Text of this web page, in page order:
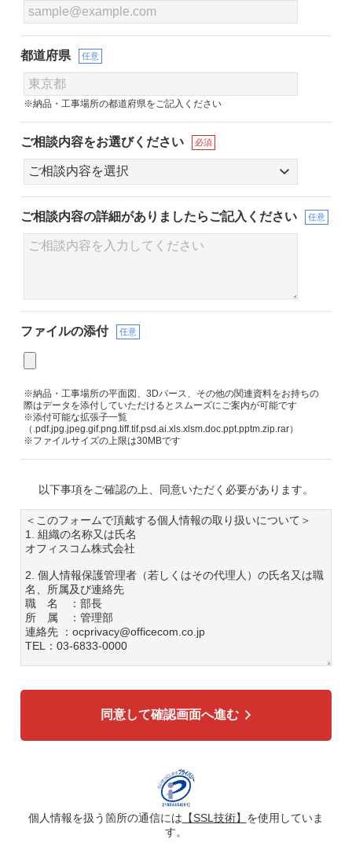
都道府県 任意
※納品・工事場所の都道府県をご記入ください
ご相談内容をお選びください 必須
ご相談内容の詳細がありましたらご記入ください 任意
ファイルの添付 任意
※納品・工事場所の平面図、3Dパース、その他の関連資料をお持ちの
際はデータを添付していただけるとスムーズにご案内が可能です
※添付可能な拡張子一覧
（.pdf.jpg.jpeg.gif.png.tiff.tif.psd.ai.xls.xlsm.doc.ppt.pptm.zip.rar）
※ファイルサイズの上限は30MBです
以下事項をご確認の上、同意いただく必要があります。
＜このフォームで頂戴する個人情報の取り扱いについて＞
1. 組織の名称又は氏名
オフィスコム株式会社
2. 個人情報保護管理者（若しくはその代理人）の氏名又は職
名、所属及び連絡先
職 名 ：部長
所 属 ：管理部
連絡先 ：ocprivacy@officecom.co.jp
TEL：03-6833-0000
広告配信の効率化、マーケティング活動などのために、氏
を、ハッシュ化などの適切なセキュリティ対策を施した上
で、広告配信サービス提供事業者に提供する場合がありま
す。提供した個人情報は、広告配信サービス提供事業者のプ
ライバシーポリシーに基づき取り扱われます。
5. 個人情報の取り扱い業務の委託
同意して確認画面へ進む
個人情報を扱う箇所の通信には 【SSL技術】 を使用していま
す。